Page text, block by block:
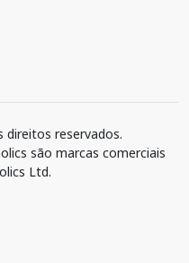
direitos reservados.
são marcas comerciais
Ltd.